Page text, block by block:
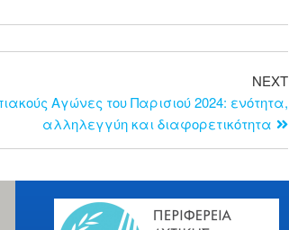
NEXT
Αγώνες του Παρισιού 2024: ενότητα,
αλληλεγγύη και διαφορετικότητα